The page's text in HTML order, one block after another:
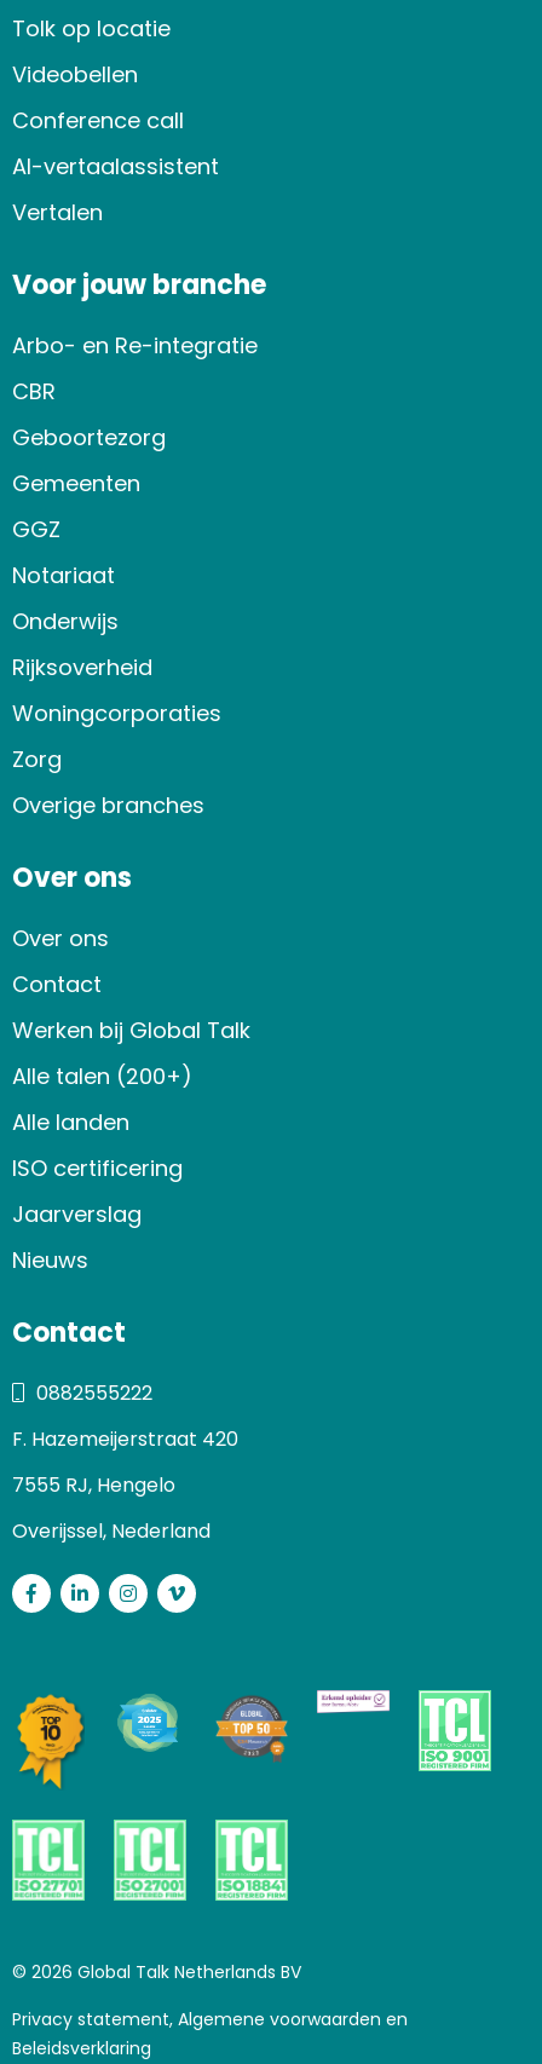
Tolk op locatie
Videobellen
Conference call
AI-vertaalassistent
Vertalen
Voor jouw branche
Arbo- en Re-integratie
CBR
Geboortezorg
Gemeenten
GGZ
Notariaat
Onderwijs
Rijksoverheid
Woningcorporaties
Zorg
Overige branches
Over ons
Over ons
Contact
Werken bij Global Talk
Alle talen (200+)
Alle landen
ISO certificering
Jaarverslag
Nieuws
Contact
0882555222
F. Hazemeijerstraat 420
7555 RJ, Hengelo
Overijssel, Nederland
Facebook
LinkedInInstagram
Vimeo
© 2026 Global Talk Netherlands BV
Privacy statement, Algemene voorwaarden en
Beleidsverklaring